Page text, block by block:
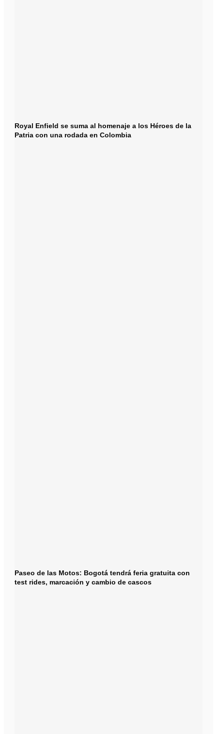
Royal Enfield se suma al homenaje a los Héroes de la
Patria con una rodada en Colombia
Paseo de las Motos: Bogotá tendrá feria gratuita con
test rides, marcación y cambio de cascos